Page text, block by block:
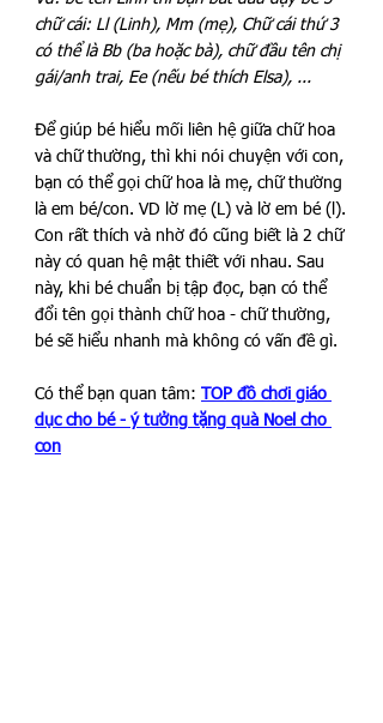
chữ cái: Ll (Linh), Mm (mẹ), Chữ cái thứ 3
có thể là Bb (ba hoặc bà), chữ đầu tên chị
gái/anh trai, Ee (nếu bé thích Elsa), ...
Để giúp bé hiểu mối liên hệ giữa chữ hoa
và chữ thường, thì khi nói chuyện với con,
bạn có thể gọi chữ hoa là mẹ, chữ thường
là em bé/con. VD lờ mẹ (L) và lờ em bé (l).
Con rất thích và nhờ đó cũng biết là 2 chữ
này có quan hệ mật thiết với nhau. Sau
này, khi bé chuẩn bị tập đọc, bạn có thể
đổi tên gọi thành chữ hoa - chữ thường,
bé sẽ hiểu nhanh mà không có vấn đề gì.
Có thể bạn quan tâm:
TOP đồ chơi giáo
dục cho bé - ý tưởng tặng quà Noel cho
con